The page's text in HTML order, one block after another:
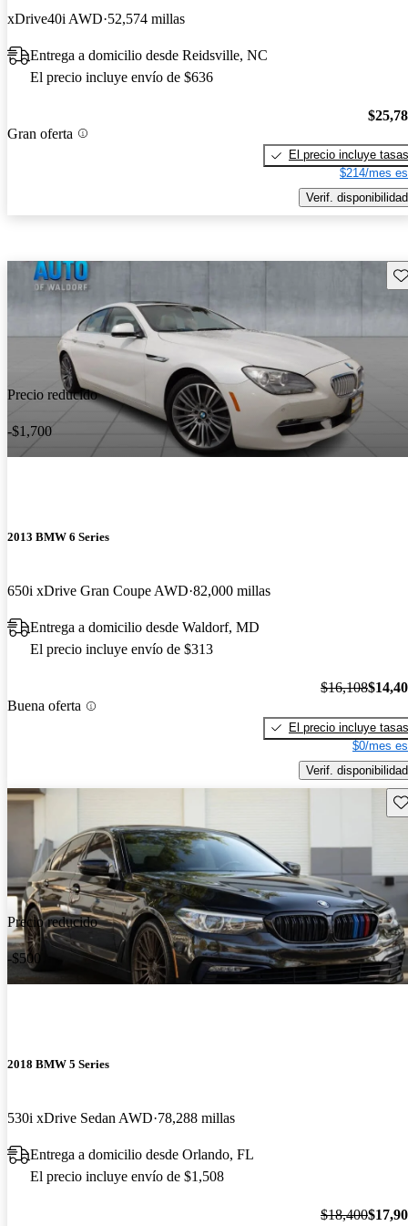
xDrive40i AWD 52,574 millas
Entrega a domicilio desde Reidsville, NC
El precio incluye envío de $636
Gran oferta
El precio incluye tasas
$214/mes
Verif. disponibilidad
Precio reducido
-$1,700
2013 BMW 6 Series
650i xDrive Gran Coupe AWD 82,000 millas
Entrega a domicilio desde Waldorf, MD
El precio incluye envío de $313
Buena oferta
$16,108
El precio incluye tasas
$0/mes
Verif. disponibilidad
Precio reducido
-$500
2018 BMW 5 Series
530i xDrive Sedan AWD 78,288 millas
Entrega a domicilio desde Orlando, FL
El precio incluye envío de $1,508
$18,400